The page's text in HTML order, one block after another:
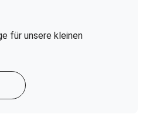
für unsere kleinen